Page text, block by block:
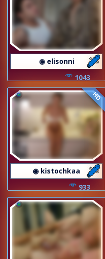
◉ elisonni
1043
HD
◉ kistochkaa
933